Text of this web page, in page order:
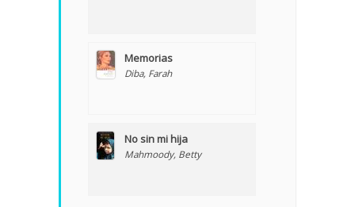
Memorias
Diba, Farah
No sin mi hija
Mahmoody, Betty